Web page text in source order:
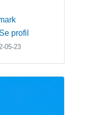
Se profil
05-23